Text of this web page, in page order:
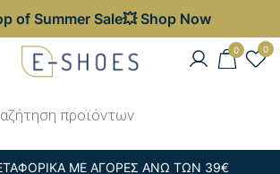
of Summer Sale💥 Shop Now
Παπούτσια – Επώνυμες Τσάντες στις
0 0
ΜΕ ΑΓΟΡΕΣ ΑΝΩ ΤΩΝ 39€